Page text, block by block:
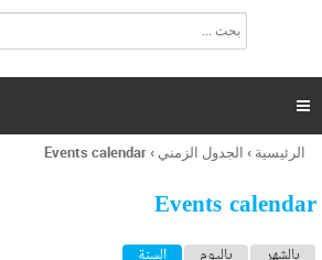
ت
ر
ل
ح
ب

أنت
هنا
الرئيسية › الجدول الزمني ›
Events calendar
Events calendar